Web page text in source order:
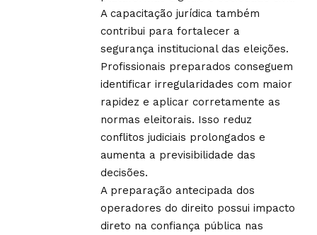
A capacitação jurídica também
contribui para fortalecer a
segurança institucional das eleições.
Profissionais preparados conseguem
identificar irregularidades com maior
rapidez e aplicar corretamente as
normas eleitorais. Isso reduz
conflitos judiciais prolongados e
aumenta a previsibilidade das
decisões.
A preparação antecipada dos
operadores do direito possui impacto
direto na confiança pública nas